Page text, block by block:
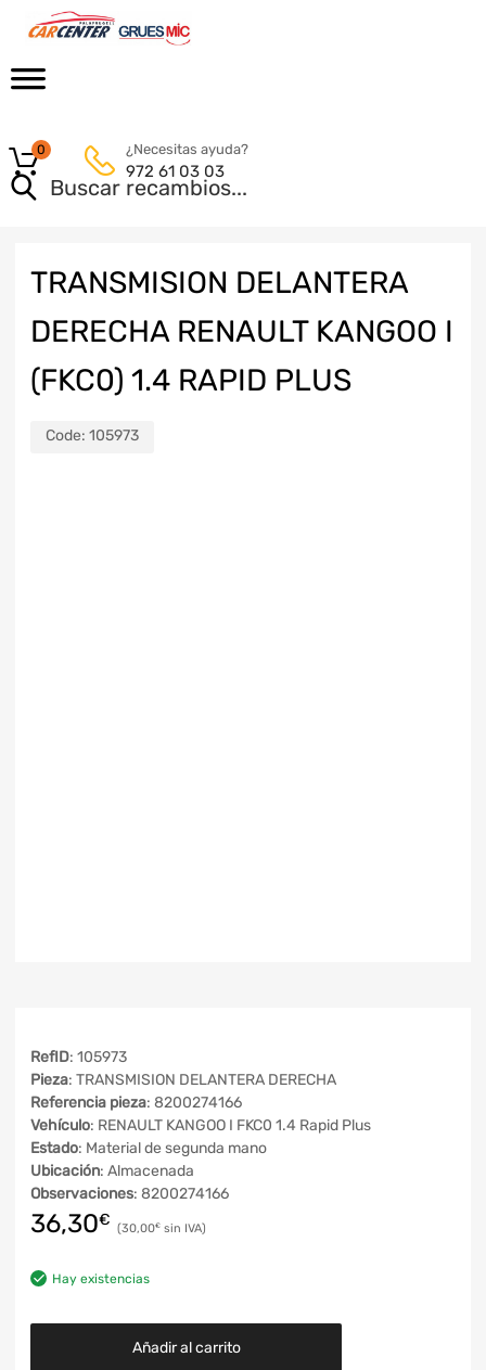
¿Necesitas ayuda?
972 61 03 03
0
TRANSMISION DELANTERA
DERECHA RENAULT KANGOO I
(FKC0) 1.4 RAPID PLUS
Code: 105973
RefID: 105973
Pieza: TRANSMISION DELANTERA DERECHA
Referencia pieza: 8200274166
Vehículo: RENAULT KANGOO I FKC0 1.4 Rapid Plus
Estado: Material de segunda mano
Ubicación: Almacenada
Observaciones: 8200274166
36,30€ 30,00€
Hay existencias
Añadir al carrito